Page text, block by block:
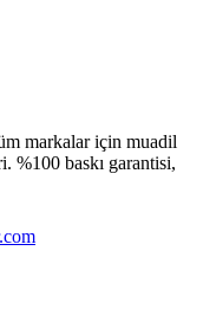
markalar için muadil
%100 baskı garantisi,